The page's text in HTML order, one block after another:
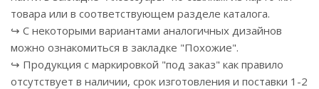
товара или в соответствующем разделе каталога.
↪ С некоторыми вариантами аналогичных дизайнов
можно ознакомиться в закладке "Похожие".
↪ Продукция с маркировкой "под заказ" как правило
отсутствует в наличии, срок изготовления и поставки 1-2